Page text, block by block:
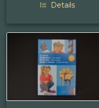
Details